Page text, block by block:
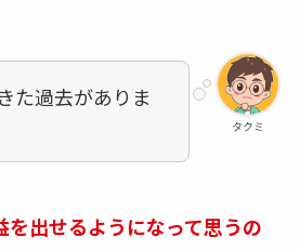
タクミ
た過去がありま
を出せるようになって思うの